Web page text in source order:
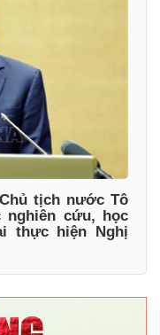
tịch nước Tô
nghiên cứu, học
thực hiện Nghị